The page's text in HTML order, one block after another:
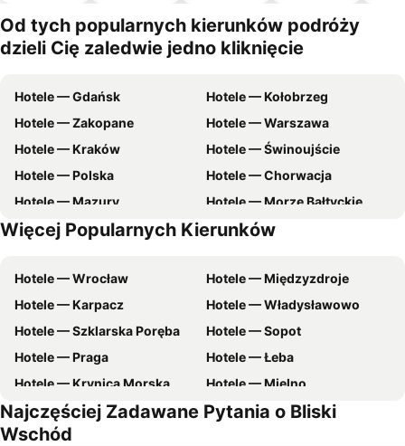
m
Od tych popularnych kierunków podróży
dzieli Cię zaledwie jedno kliknięcie
Hotele — Gdańsk
Hotele — Kołobrzeg
Hotele — Zakopane
Hotele — Warszawa
Hotele — Kraków
Hotele — Świnoujście
Hotele — Polska
Hotele — Chorwacja
Hotele — Mazury
Hotele — Morze Bałtyckie
Hotele — Malta
Hotele — Wybrzeże Bałtyckie
Więcej Popularnych Kierunków
Hotele — Wrocław
Hotele — Międzyzdroje
Hotele — Karpacz
Hotele — Władysławowo
Hotele — Szklarska Poręba
Hotele — Sopot
Hotele — Praga
Hotele — Łeba
Hotele — Krynica Morska
Hotele — Mielno
Hotele — Poznań
Hotele — Gdynia
Hotele — Łódź
Najczęściej Zadawane Pytania o Bliski
Wschód